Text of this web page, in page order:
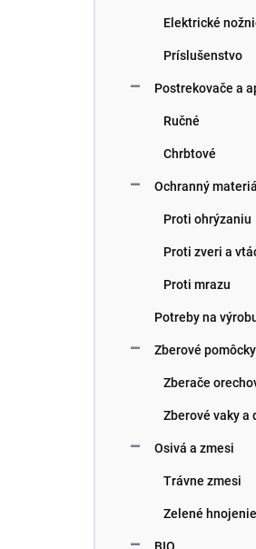
Elektrické
Príslušenstvo
Postrekovače a
Ručné
Chrbtové
Ochranný materiál
Proti ohrýzaniu
Proti zveri a
Proti mrazu
Potreby na
Zberové pomôcky
Zberače
Zberové vaky a
Osivá a zmesi
Trávne zmesi
Zelené hnojenie